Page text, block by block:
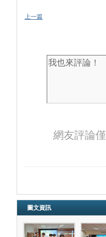
上一篇
網友評論
圖文資訊